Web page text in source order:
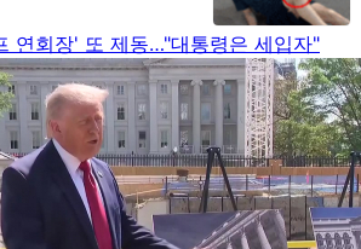
연회장' 또 제동…"대통령은 세입자"